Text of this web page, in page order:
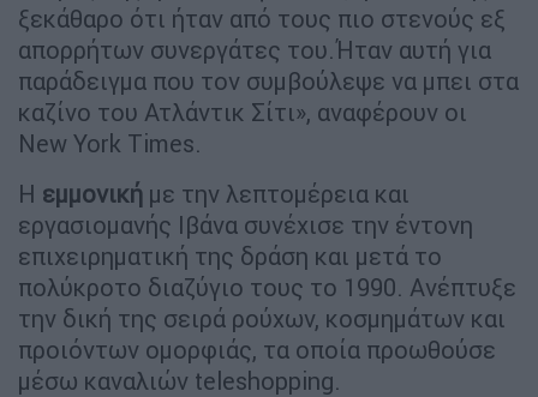
ξεκάθαρο ότι ήταν από τους πιο στενούς εξ
απορρήτων συνεργάτες του.Ήταν αυτή για
παράδειγμα που τον συμβούλεψε να μπει στα
καζίνο του Ατλάντικ Σίτι», αναφέρουν οι
New York Times.
Η εμμονική με την λεπτομέρεια και
εργασιομανής Ιβάνα συνέχισε την έντονη
επιχειρηματική της δράση και μετά το
πολύκροτο διαζύγιο τους το 1990. Ανέπτυξε
την δική της σειρά ρούχων, κοσμημάτων και
προιόντων ομορφιάς, τα οποία προωθούσε
μέσω καναλιών teleshopping.